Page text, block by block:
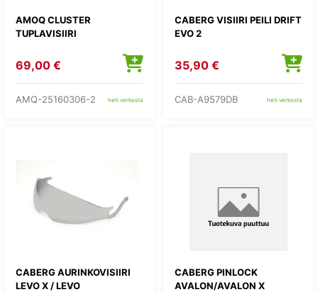
AMOQ CLUSTER
TUPLAVISIIRI
69,00 €
AMQ-25160306-2 heti verkosta
CABERG VISIIRI PEILI DRIFT
EVO 2
35,90 €
CAB-A9579DB heti verkosta
CABERG AURINKOVISIIRI
LEVO X / LEVO
CABERG PINLOCK
AVALON/AVALON X